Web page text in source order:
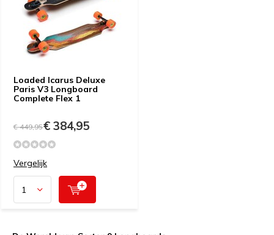
Loaded Icarus Deluxe
Paris V3 Longboard
Complete Flex 1
€ 449,95€ 384,95
Vergelijk